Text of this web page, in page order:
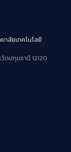
าลัยเทคโนโลยี
ปทุมธานี 12120